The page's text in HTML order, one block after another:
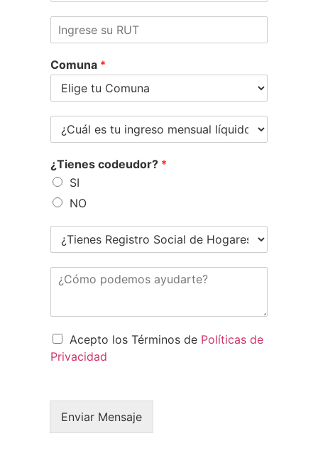
Comuna *
¿Tienes codeudor? *
SI
NO
Acepto los Términos de Políticas de
Privacidad
Enviar Mensaje